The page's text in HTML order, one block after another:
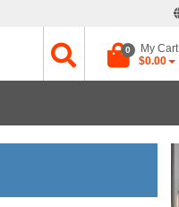
My Cart
0
$0.00